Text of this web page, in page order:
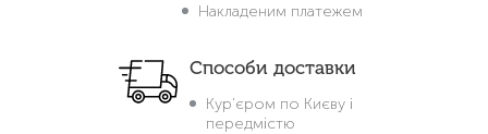
Накладеним платежем
Способи доставки
Кур'єром по Києву і
передмістю